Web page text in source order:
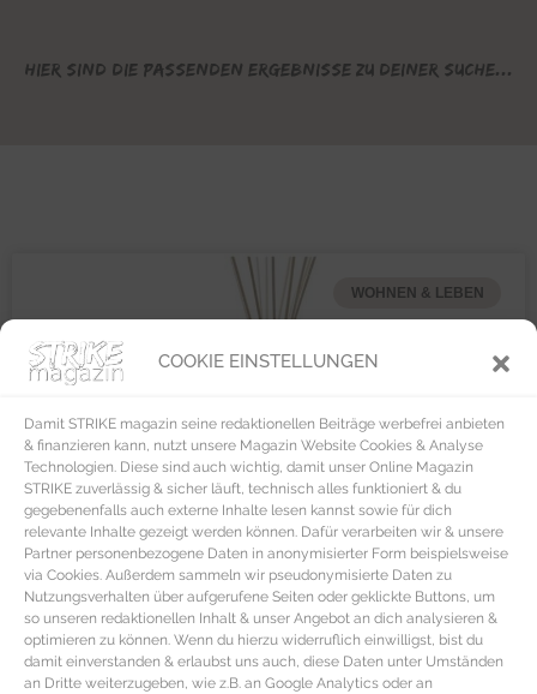
COOKIE EINSTELLUNGEN
Damit STRIKE magazin seine redaktionellen Beiträge werbefrei anbieten
& finanzieren kann, nutzt unsere Magazin Website Cookies & Analyse
Technologien. Diese sind auch wichtig, damit unser Online Magazin
STRIKE zuverlässig & sicher läuft, technisch alles funktioniert & du
gegebenenfalls auch externe Inhalte lesen kannst sowie für dich
relevante Inhalte gezeigt werden können. Dafür verarbeiten wir & unsere
Partner personenbezogene Daten in anonymisierter Form beispielsweise
via Cookies. Außerdem sammeln wir pseudonymisierte Daten zu
Nutzungsverhalten über aufgerufene Seiten oder geklickte Buttons, um
so unseren redaktionellen Inhalt & unser Angebot an dich analysieren &
optimieren zu können. Wenn du hierzu widerruflich einwilligst, bist du
damit einverstanden & erlaubst uns auch, diese Daten unter Umständen
an Dritte weiterzugeben, wie z.B. an Google Analytics oder an
Hier sind die passenden Ergebnisse zu deiner Suche...
WOHNEN & LEBEN